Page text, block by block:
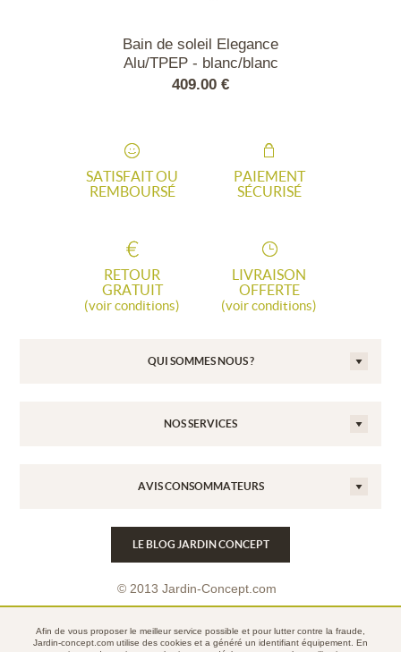
Bain de soleil Elegance
Alu/TPEP - blanc/blanc
409.00 €
SATISFAIT OU
REMBOURSÉ
PAIEMENT
SÉCURISÉ
RETOUR
GRATUIT
(voir conditions)
LIVRAISON
OFFERTE
(voir conditions)
QUI SOMMES NOUS ?
NOS SERVICES
AVIS CONSOMMATEURS
LE BLOG JARDIN CONCEPT
© 2013 Jardin-Concept.com
Mentions légales
Afin de vous proposer le meilleur service possible et pour lutter contre la fraude,
Jardin-concept.com utilise des cookies et a généré un identifiant équipement. En